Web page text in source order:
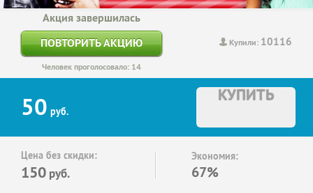
Купили: 10116
Акция завершилась
ПОВТОРИТЬ АКЦИЮ
Человек проголосовало: 14
50 руб.
КУПИТЬ
Цена без скидки:
150 руб.
Экономия:
67%